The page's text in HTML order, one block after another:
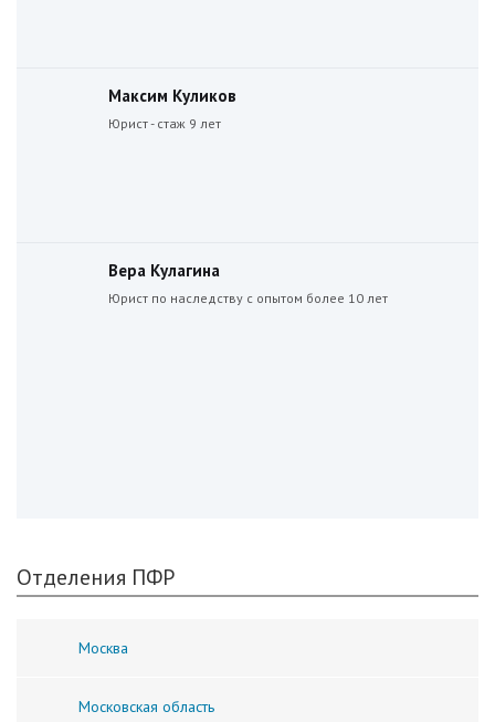
Максим Куликов
Юрист - стаж 9 лет
Вера Кулагина
Юрист по наследству с опытом более 10 лет
Отделения ПФР
Москва
Московская область